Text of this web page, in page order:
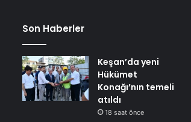
Son Haberler
Keşan’da yeni
Hükümet
Konağı’nın temeli
atıldı
18 saat önce